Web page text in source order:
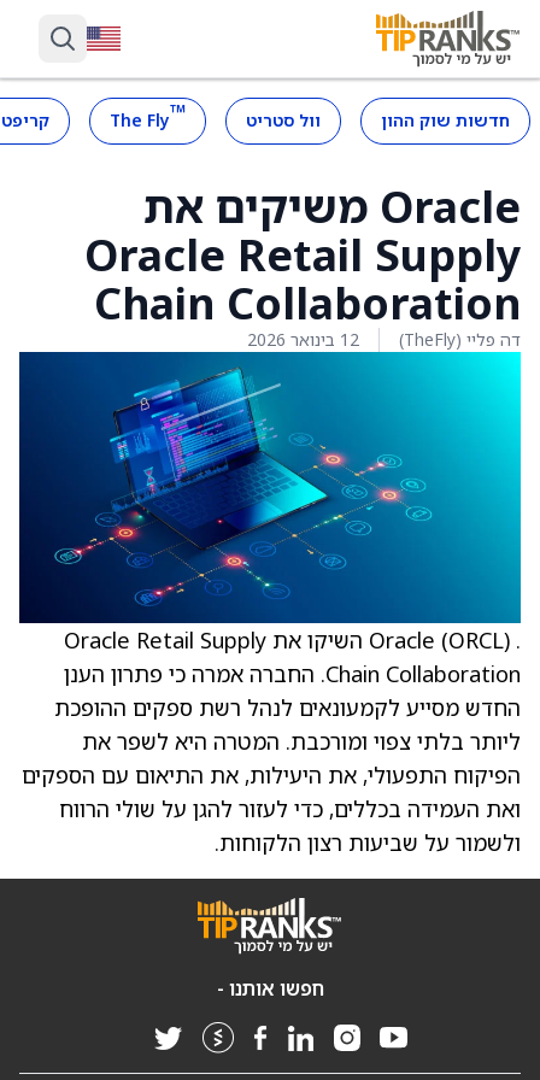
חדשות שוק ההון וול סטריט ™
The Fly
Oracle משיקים את
Oracle Retail Supply
Chain Collaboration
דה פליי (TheFly) 12 בינואר 2026
. Oracle (ORCL) השיקו את Oracle Retail Supply
Chain Collaboration. החברה אמרה כי פתרון הענן
החדש מסייע לקמעונאים לנהל רשת ספקים ההופכת
ליותר בלתי צפוי ומורכבת. המטרה היא לשפר את
הפיקוח התפעולי, את היעילות, את התיאום עם הספקים
ואת העמידה בכללים, כדי לעזור להגן על שולי הרווח
ולשמור על שביעות רצון הלקוחות.
חפשו אותנו -